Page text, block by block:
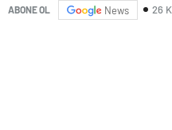
ABONE OL News 26